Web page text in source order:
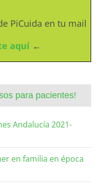
PiCuida en tu mail
aquí ←
para pacientes!
Andalucía 2021-
en familia en época